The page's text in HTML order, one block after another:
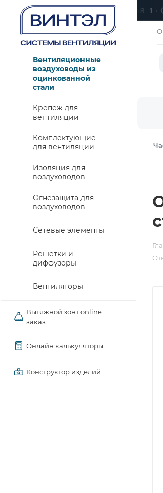
› ЛЮБЕРЦЫ, УЛ. КРАСНАЯ 1
О
Вентиляционные
воздуховоды из
оцинкованной
стали
Крепеж для
вентиляции
Комплектующие
для вентиляции
Изоляция для
воздуховодов
Огнезащита для
воздуховодов
Сетевые элементы
Решетки и
диффузоры
Вентиляторы
Вытяжной зонт online
заказ
Онлайн калькуляторы
Конструктор изделий